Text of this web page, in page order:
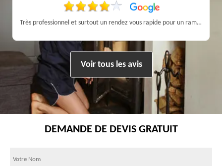
Très professionnel et surtout un rendez vous rapide pour un ramonage efficace
Voir tous les avis
DEMANDE DE DEVIS GRATUIT